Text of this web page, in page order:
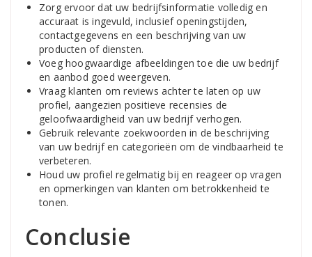
Zorg ervoor dat uw bedrijfsinformatie volledig en
accuraat is ingevuld, inclusief openingstijden,
contactgegevens en een beschrijving van uw
producten of diensten.
Voeg hoogwaardige afbeeldingen toe die uw bedrijf
en aanbod goed weergeven.
Vraag klanten om reviews achter te laten op uw
profiel, aangezien positieve recensies de
geloofwaardigheid van uw bedrijf verhogen.
Gebruik relevante zoekwoorden in de beschrijving
van uw bedrijf en categorieën om de vindbaarheid te
verbeteren.
Houd uw profiel regelmatig bij en reageer op vragen
en opmerkingen van klanten om betrokkenheid te
tonen.
Conclusie